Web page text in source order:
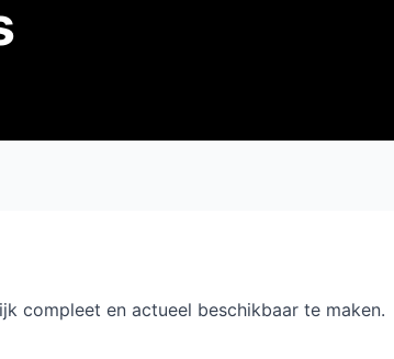
compleet en actueel beschikbaar te maken.